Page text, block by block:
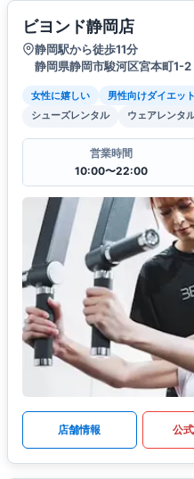
ビヨンド静岡店
静岡駅から徒歩11分
静岡県静岡市駿河区宮本町1-2
女性に嬉しい 男性向けダイエット
シューズレンタル
ウェアレンタ
営業時間
10:00〜22:00
店舗情報 公